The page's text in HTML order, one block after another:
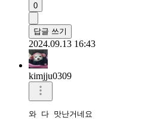
0
답글 쓰기
2024.09.13 16:43
kimjju0309
와 다 맛난거네요